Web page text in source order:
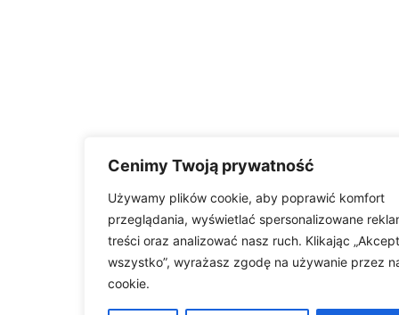
Cenimy Twoją prywatność
Używamy plików cookie, aby poprawić komfort
przeglądania, wyświetlać spersonalizowane
treści oraz analizować nasz ruch. Klikając
wszystko”, wyrażasz zgodę na używanie przez
cookie.